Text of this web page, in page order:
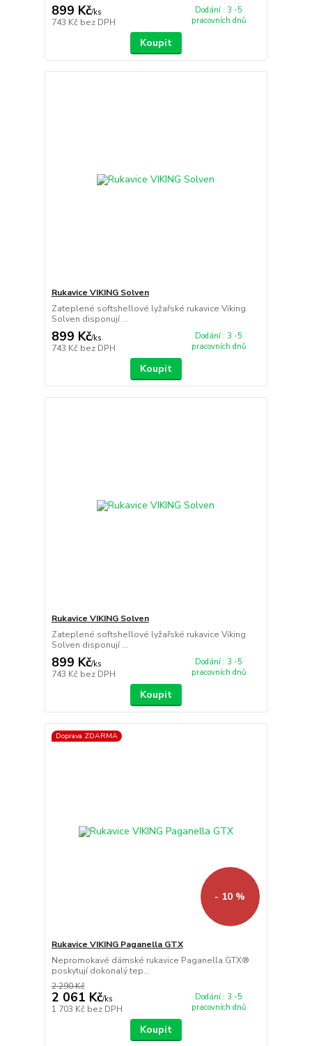
899 Kč/ks
743 Kč bez DPH
Dodání : 3 -5
pracovních dnů
Koupit
Rukavice VIKING Solven
Zateplené softshellové lyžařské rukavice Viking
Solven disponují ...
899 Kč/ks
743 Kč bez DPH
Dodání : 3 -5
pracovních dnů
Koupit
Rukavice VIKING Solven
Zateplené softshellové lyžařské rukavice Viking
Solven disponují ...
899 Kč/ks
743 Kč bez DPH
Dodání : 3 -5
pracovních dnů
Koupit
Doprava ZDARMA
- 10 %
Rukavice VIKING Paganella GTX
Nepromokavé dámské rukavice Paganella GTX®
poskytují dokonalý tep...
2 290 Kč
2 061 Kč/ks
1 703 Kč bez DPH
Dodání : 3 -5
pracovních dnů
Koupit